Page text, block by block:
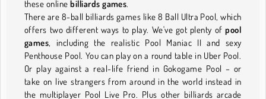
these onlinebilliards games.
There are 8-ball billiards games like 8 Ball Ultra Pool, which
offers two different ways to play. We've got plenty ofpool
games, including the realistic Pool Maniac II and sexy
Penthouse Pool. You can play on a round table in Uber Pool.
Or play against a real-life friend in Gokogame Pool – or
take on live strangers from around in the world instead in
the multiplayer Pool Live Pro. Plus other billiards arcade